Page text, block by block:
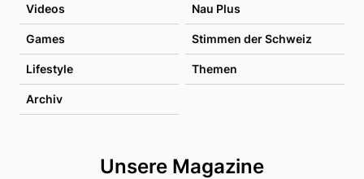
Videos Nau Plus
Games Stimmen der Schweiz
Lifestyle Themen
Archiv
Unsere Magazine